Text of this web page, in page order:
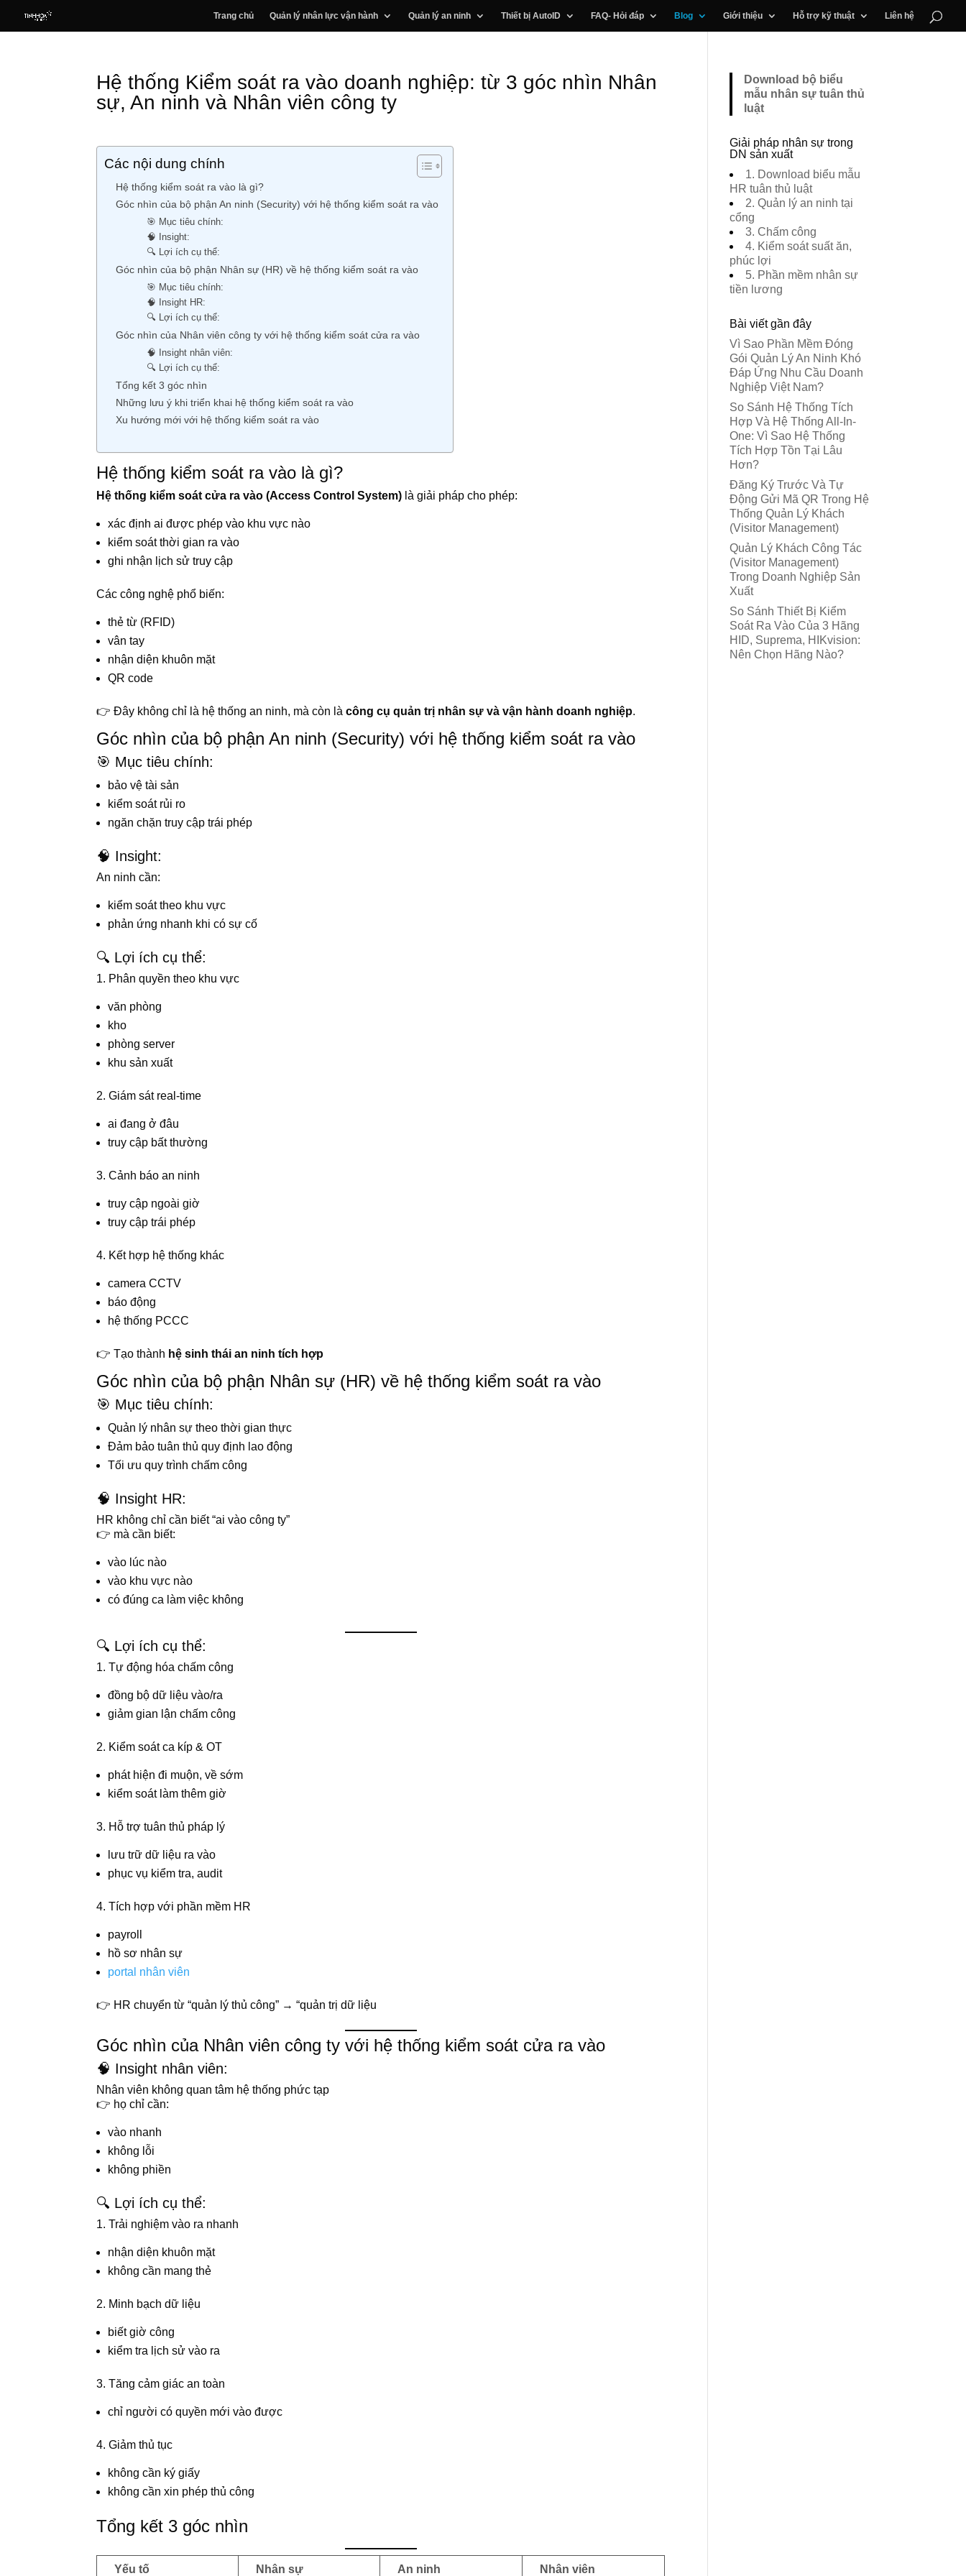
Trang chủ Quản lý nhân lực vận hành Quản lý an ninh Thiết bị AutoID FAQ- Hỏi đáp Blog Giới thiệu Hỗ trợ kỹ thuật Liên hệ
Hệ thống Kiểm soát ra vào doanh nghiệp: từ 3 góc nhìn Nhân
sự, An ninh và Nhân viên công ty
Các nội dung chính
Hệ thống kiểm soát ra vào là gì?
Góc nhìn của bộ phận An ninh (Security) với hệ thống kiểm soát ra vào
🎯 Mục tiêu chính:
🧠 Insight:
🔍 Lợi ích cụ thể:
Góc nhìn của bộ phận Nhân sự (HR) về hệ thống kiểm soát ra vào
🎯 Mục tiêu chính:
🧠 Insight HR:
🔍 Lợi ích cụ thể:
Góc nhìn của Nhân viên công ty với hệ thống kiểm soát cửa ra vào
🧠 Insight nhân viên:
🔍 Lợi ích cụ thể:
Tổng kết 3 góc nhìn
Những lưu ý khi triển khai hệ thống kiểm soát ra vào
Xu hướng mới với hệ thống kiểm soát ra vào
Hệ thống kiểm soát ra vào là gì?
Hệ thống kiểm soát cửa ra vào (Access Control System) là giải pháp cho phép:
xác định ai được phép vào khu vực nào
kiểm soát thời gian ra vào
ghi nhận lịch sử truy cập
Các công nghệ phổ biến:
thẻ từ (RFID)
vân tay
nhận diện khuôn mặt
QR code
👉 Đây không chỉ là hệ thống an ninh, mà còn làcông cụ quản trị nhân sự và vận hành doanh nghiệp.
Góc nhìn của bộ phận An ninh (Security) với hệ thống kiểm soát ra vào
🎯 Mục tiêu chính:
bảo vệ tài sản
kiểm soát rủi ro
ngăn chặn truy cập trái phép
🧠 Insight:
An ninh cần:
kiểm soát theo khu vực
phản ứng nhanh khi có sự cố
🔍 Lợi ích cụ thể:
1. Phân quyền theo khu vực
văn phòng
kho
phòng server
khu sản xuất
2. Giám sát real-time
ai đang ở đâu
truy cập bất thường
3. Cảnh báo an ninh
truy cập ngoài giờ
truy cập trái phép
4. Kết hợp hệ thống khác
camera CCTV
báo động
hệ thống PCCC
👉 Tạo thành hệ sinh thái an ninh tích hợp
Góc nhìn của bộ phận Nhân sự (HR) về hệ thống kiểm soát ra vào
🎯 Mục tiêu chính:
Quản lý nhân sự theo thời gian thực
Đảm bảo tuân thủ quy định lao động
Tối ưu quy trình chấm công
🧠 Insight HR:
HR không chỉ cần biết “ai vào công ty”
👉 mà cần biết:
vào lúc nào
vào khu vực nào
có đúng ca làm việc không
🔍 Lợi ích cụ thể:
1. Tự động hóa chấm công
đồng bộ dữ liệu vào/ra
giảm gian lận chấm công
2. Kiểm soát ca kíp & OT
phát hiện đi muộn, về sớm
kiểm soát làm thêm giờ
3. Hỗ trợ tuân thủ pháp lý
lưu trữ dữ liệu ra vào
phục vụ kiểm tra, audit
4. Tích hợp với phần mềm HR
payroll
hồ sơ nhân sự
portal nhân viên
👉 HR chuyển từ “quản lý thủ công” → “quản trị dữ liệu
Góc nhìn của Nhân viên công ty với hệ thống kiểm soát cửa ra vào
🧠 Insight nhân viên:
Nhân viên không quan tâm hệ thống phức tạp
👉 họ chỉ cần:
vào nhanh
không lỗi
không phiền
🔍 Lợi ích cụ thể:
1. Trải nghiệm vào ra nhanh
nhận diện khuôn mặt
không cần mang thẻ
2. Minh bạch dữ liệu
biết giờ công
kiểm tra lịch sử vào ra
3. Tăng cảm giác an toàn
chỉ người có quyền mới vào được
4. Giảm thủ tục
không cần ký giấy
không cần xin phép thủ công
Tổng kết 3 góc nhìn
Yếu tố Nhân sự An ninh Nhân viên
Download bộ biểu
mẫu nhân sự tuân thủ
luật
Giải pháp nhân sự trong
DN sản xuất
1. Download biểu mẫu
HR tuân thủ luật
2. Quản lý an ninh tại
cổng
3. Chấm công
4. Kiểm soát suất ăn,
phúc lợi
5. Phần mềm nhân sự
tiền lương
Bài viết gần đây
Vì Sao Phần Mềm Đóng
Gói Quản Lý An Ninh Khó
Đáp Ứng Nhu Cầu Doanh
Nghiệp Việt Nam?
So Sánh Hệ Thống Tích
Hợp Và Hệ Thống All-In-
One: Vì Sao Hệ Thống
Tích Hợp Tồn Tại Lâu
Hơn?
Đăng Ký Trước Và Tự
Động Gửi Mã QR Trong Hệ
Thống Quản Lý Khách
(Visitor Management)
Quản Lý Khách Công Tác
(Visitor Management)
Trong Doanh Nghiệp Sản
Xuất
So Sánh Thiết Bị Kiểm
Soát Ra Vào Của 3 Hãng
HID, Suprema, HIKvision:
Nên Chọn Hãng Nào?